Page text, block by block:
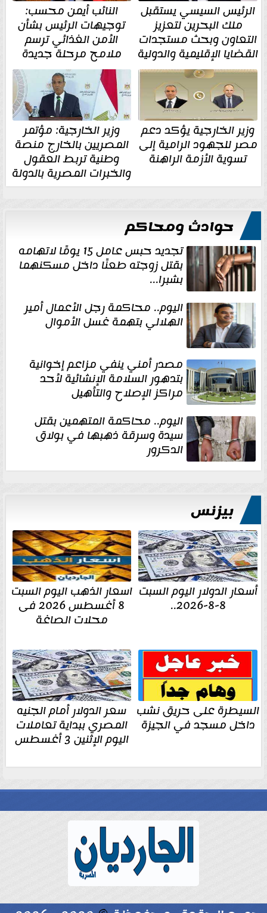
الرئيس السيسي يستقبل
ملك البحرين لتعزيز
التعاون وبحث مستجدات
القضايا الإقليمية والدولية
النائب أيمن محسب:
توجيهات الرئيس بشأن
الأمن الغذائي ترسم
ملامح مرحلة جديدة
وزير الخارجية يؤكد دعم
مصر للجهود الرامية إلى
تسوية الأزمة الراهنة
وزير الخارجية: مؤتمر
المصريين بالخارج منصة
وطنية تربط العقول
والخبرات المصرية بالدولة
حوادث ومحاكم
تجديد حبس عامل 15 يومًا لاتهامه
بقتل زوجته طعنًا داخل مسكنهما
بشبرا...
اليوم.. محاكمة رجل الأعمال أمير
الهلالي بتهمة غسل الأموال
مصدر أمني ينفي مزاعم إخوانية
بتدهور السلامة الإنشائية لأحد
مراكز الإصلاح والتأهيل
اليوم.. محاكمة المتهمين بقتل
سيدة وسرقة ذهبها في بولاق
الدكرور
بيزنس
أسعار الدولار اليوم السبت
8-8-2026..
اسعار الذهب اليوم السبت
8 أغسطس 2026 فى
محلات الصاغة
السيطرة على حريق نشب
داخل مسجد في الجيزة
سعر الدولار أمام الجنيه
المصري ببداية تعاملات
اليوم الإثنين 3 أغسطس